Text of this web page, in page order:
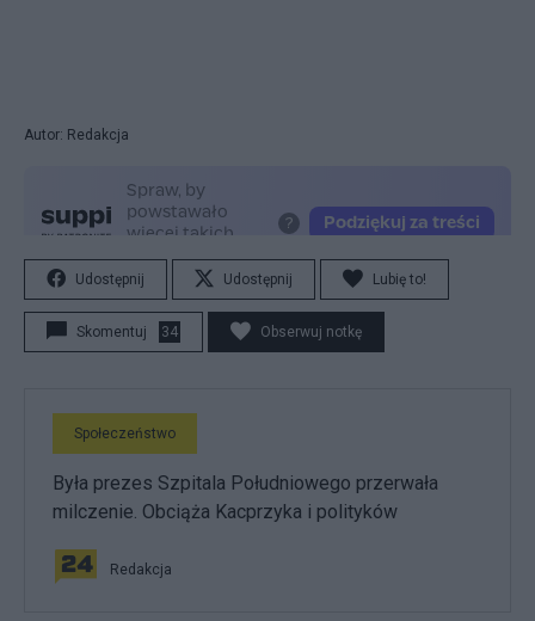
Autor: Redakcja
Udostępnij Udostępnij Lubię to!
Skomentuj 34 Obserwuj notkę
Społeczeństwo
Była prezes Szpitala Południowego przerwała
milczenie. Obciąża Kacprzyka i polityków
Redakcja